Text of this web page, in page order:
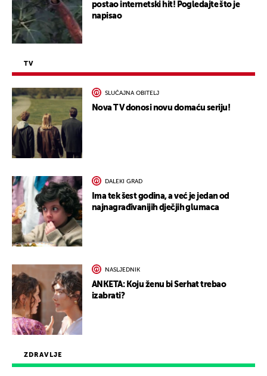
ZDRAVLJE
postao internetski hit! Pogledajte što je
napisao
TV
SLUČAJNA OBITELJ
Nova TV donosi novu domaću seriju!
DALEKI GRAD
Ima tek šest godina, a već je jedan od
najnagrađivanijih dječjih glumaca
NASLJEDNIK
ANKETA: Koju ženu bi Serhat trebao
izabrati?